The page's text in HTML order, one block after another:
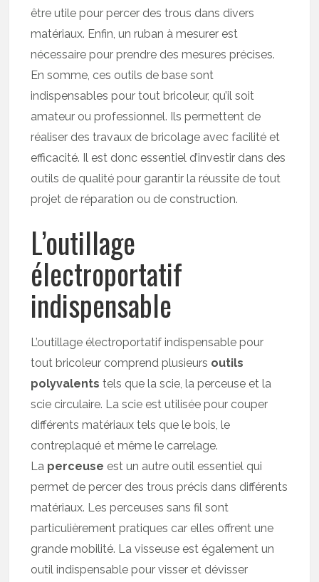
être utile pour percer des trous dans divers
matériaux. Enfin, un ruban à mesurer est
nécessaire pour prendre des mesures précises.
En somme, ces outils de base sont
indispensables pour tout bricoleur, qu’il soit
amateur ou professionnel. Ils permettent de
réaliser des travaux de bricolage avec facilité et
efficacité. Il est donc essentiel d’investir dans des
outils de qualité pour garantir la réussite de tout
projet de réparation ou de construction.
L’outillage
électroportatif
indispensable
L’outillage électroportatif indispensable pour
tout bricoleur comprend plusieurs outils
polyvalents tels que la scie, la perceuse et la
scie circulaire. La scie est utilisée pour couper
différents matériaux tels que le bois, le
contreplaqué et même le carrelage.
La perceuse est un autre outil essentiel qui
permet de percer des trous précis dans différents
matériaux. Les perceuses sans fil sont
particulièrement pratiques car elles offrent une
grande mobilité. La visseuse est également un
outil indispensable pour visser et dévisser